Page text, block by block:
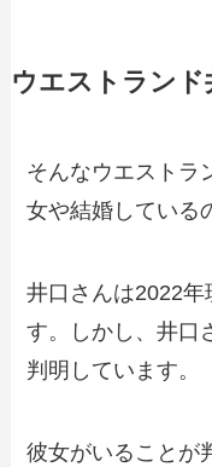
ウエストランド
そんなウエストラ
女や結婚している
井口さんは2022
す。しかし、井口
判明しています。
彼女がいることが